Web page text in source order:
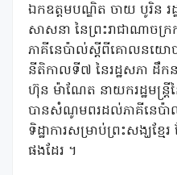
ឯកឧត្តមបណ្ឌិត ចាយ បូរិន រដ្
សាសនា នៃព្រះរាជាណាចក្រ
ភាគីនេប៉ាល់ស្តីពីគោលនយោប
នីតិកាលទី៧ នៃរដ្ឋសភា ដឹក
ហ៊ុន ម៉ាណែត នាយករដ្ឋមន្ត្រី
បានសំណូមពរដល់ភាគីនេប៉ា
ទិដ្ឋាការសម្រាប់ព្រះសង្ឃខែ្ម
ផងដែរ ។